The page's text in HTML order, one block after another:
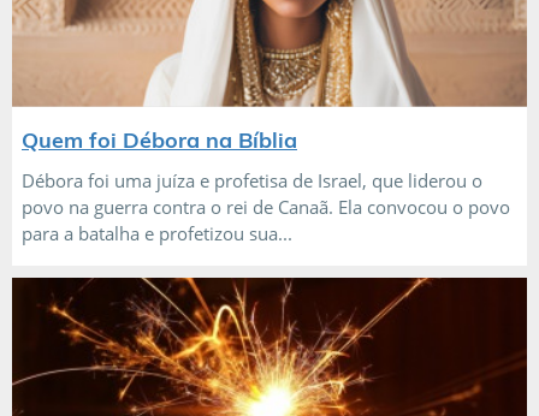
Quem foi Débora na Bíblia
Débora foi uma juíza e profetisa de Israel, que liderou o
povo na guerra contra o rei de Canaã. Ela convocou o povo
para a batalha e profetizou sua...